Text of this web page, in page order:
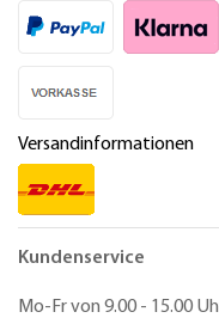
Versandinformationen
Kundenservice
Mo-Fr von 9.00 - 15.00